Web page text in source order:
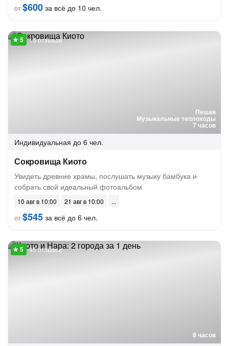
от$600 за всё до 10 чел.
Пешая
Музыкальные теплоходы
7 часов
15 отзывов
Индивидуальная до 6 чел.
Сокровища Киото
Увидеть древние храмы, послушать музыку бамбука и
собрать свой идеальный фотоальбом
10 авг в 10:00
21 авг в 10:00
от$545 за всё до 6 чел.
8 часов
45 отзывов